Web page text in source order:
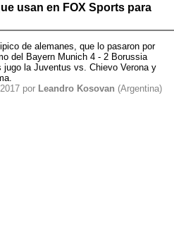
usan en FOX Sports para
de alemanes, que lo pasaron por
del Bayern Munich 4 - 2 Borussia
jugo la Juventus vs. Chievo Verona y
por Leandro Kosovan (Argentina)